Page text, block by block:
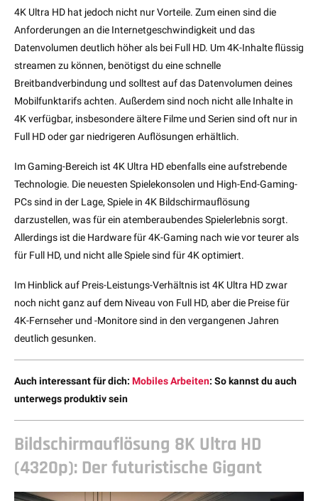
4K Ultra HD hat jedoch nicht nur Vorteile. Zum einen sind die
Anforderungen an die Internetgeschwindigkeit und das
Datenvolumen deutlich höher als bei Full HD. Um 4K-Inhalte flüssig
streamen zu können, benötigst du eine schnelle
Breitbandverbindung und solltest auf das Datenvolumen deines
Mobilfunktarifs achten. Außerdem sind noch nicht alle Inhalte in
4K verfügbar, insbesondere ältere Filme und Serien sind oft nur in
Full HD oder gar niedrigeren Auflösungen erhältlich.
Im Gaming-Bereich ist 4K Ultra HD ebenfalls eine aufstrebende
Technologie. Die neuesten Spielekonsolen und High-End-Gaming-
PCs sind in der Lage, Spiele in 4K Bildschirmauflösung
darzustellen, was für ein atemberaubendes Spielerlebnis sorgt.
Allerdings ist die Hardware für 4K-Gaming nach wie vor teurer als
für Full HD, und nicht alle Spiele sind für 4K optimiert.
Im Hinblick auf Preis-Leistungs-Verhältnis ist 4K Ultra HD zwar
noch nicht ganz auf dem Niveau von Full HD, aber die Preise für
4K-Fernseher und -Monitore sind in den vergangenen Jahren
deutlich gesunken.
Auch interessant für dich: Mobiles Arbeiten: So kannst du auch
unterwegs produktiv sein
Bildschirmauflösung 8K Ultra HD
(4320p): Der futuristische Gigant